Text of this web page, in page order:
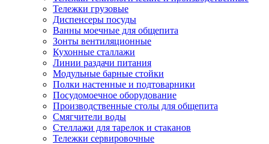
Тележки грузовые
Диспенсеры посуды
Ванны моечные для общепита
Зонты вентиляционные
Кухонные сталлажи
Линии раздачи питания
Модульные барные стойки
Полки настенные и подтоварники
Посудомоечное оборудование
Производственные столы для общепита
Смягчители воды
Стеллажи для тарелок и стаканов
Тележки сервировочные